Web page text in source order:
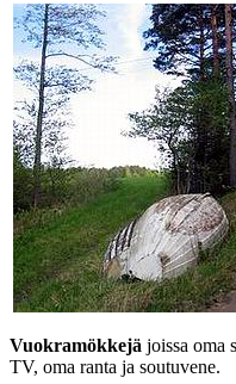
Vuokramökkejä joissa oma
TV, oma ranta ja soutuvene.